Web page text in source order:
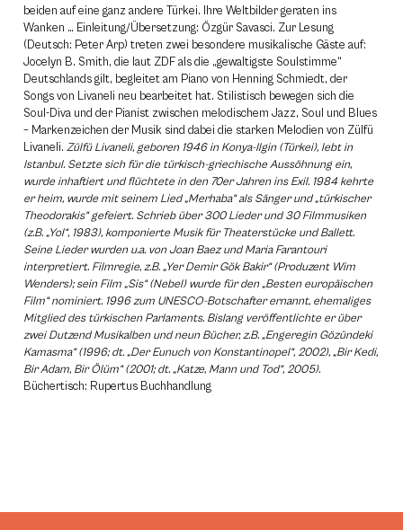
beiden auf eine ganz andere Türkei. Ihre Weltbilder geraten ins
Wanken … Einleitung/Übersetzung: Özgür Savasci. Zur Lesung
(Deutsch: Peter Arp) treten zwei besondere musikalische Gäste auf:
Jocelyn B. Smith, die laut ZDF als die „gewaltigste Soulstimme“
Deutschlands gilt, begleitet am Piano von Henning Schmiedt, der
Songs von Livaneli neu bearbeitet hat. Stilistisch bewegen sich die
Soul-Diva und der Pianist zwischen melodischem Jazz, Soul und Blues
– Markenzeichen der Musik sind dabei die starken Melodien von Zülfü
Livaneli. Zülfü Livaneli, geboren 1946 in Konya-Ilgin (Türkei), lebt in
Istanbul. Setzte sich für die türkisch-griechische Aussöhnung ein,
wurde inhaftiert und flüchtete in den 70er Jahren ins Exil. 1984 kehrte
er heim, wurde mit seinem Lied „Merhaba“ als Sänger und „türkischer
Theodorakis“ gefeiert. Schrieb über 300 Lieder und 30 Filmmusiken
(z.B. „Yol“, 1983), komponierte Musik für Theaterstücke und Ballett.
Seine Lieder wurden u.a. von Joan Baez und Maria Farantouri
interpretiert. Filmregie, z.B. „Yer Demir Gök Bakir“ (Produzent Wim
Wenders); sein Film „Sis“ (Nebel) wurde für den „Besten europäischen
Film“ nominiert. 1996 zum UNESCO-Botschafter ernannt, ehemaliges
Mitglied des türkischen Parlaments. Bislang veröffentlichte er über
zwei Dutzend Musikalben und neun Bücher, z.B. „Engeregin Gözündeki
Kamasma“ (1996; dt. „Der Eunuch von Konstantinopel“, 2002), „Bir Kedi,
Bir Adam, Bir Ölüm“ (2001; dt. „Katze, Mann und Tod“, 2005).
Büchertisch: Rupertus Buchhandlung